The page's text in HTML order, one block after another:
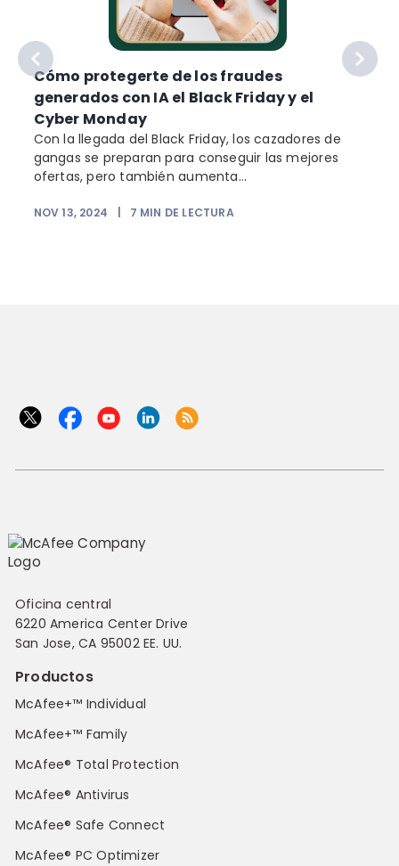
Cómo protegerte de los fraudes
generados con IA el Black Friday y el
Cyber Monday
Con la llegada del Black Friday, los cazadores de
gangas se preparan para conseguir las mejores
ofertas, pero también aumenta...
NOV 13, 2024 7 MIN DE LECTURA
Oficina central
6220 America Center Drive
San Jose, CA 95002 EE. UU.
Productos
McAfee+™ Individual
McAfee+™ Family
McAfee® Total Protection
McAfee® Antivirus
McAfee® Safe Connect
McAfee® PC Optimizer